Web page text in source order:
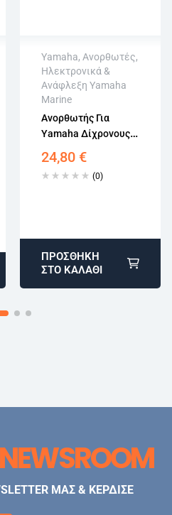
Yamaha, Ανορθωτές,
Ηλεκτρονικά &
Ανάφλεξη Yamaha
Marine
Ανορθωτής Για
Yamaha Δίχρονους
6H2-81960-10
24,80 €
(0)
Άμεση αποστολή
Επιστροφή εντός
15 εργάσιμων
Αγορά χωρίς
εγγραφή
ΠΡΟΣΘΉΚΗ
ΣΤΟ ΚΑΛΆΘΙ
ΜΑΣ & ΚΕΡΔΙΣΕ